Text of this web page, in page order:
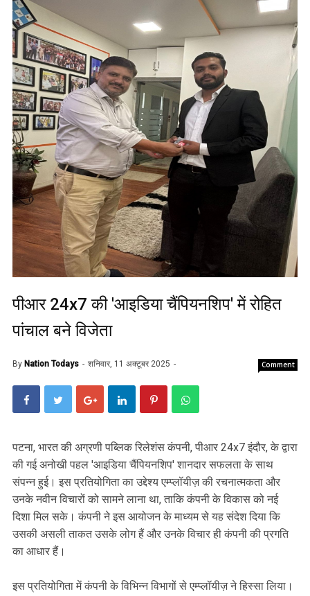
पीआर 24x7 की 'आइडिया चैंपियनशिप' में रोहित
पांचाल बने विजेता
By Nation Todays शनिवार, 11 अक्टूबर 2025 Comment
पटना, भारत की अग्रणी पब्लिक रिलेशंस कंपनी, पीआर 24x7 इंदौर, के द्वारा
की गई अनोखी पहल 'आइडिया चैंपियनशिप' शानदार सफलता के साथ
संपन्न हुई। इस प्रतियोगिता का उद्देश्य एम्प्लॉयीज़ की रचनात्मकता और
उनके नवीन विचारों को सामने लाना था, ताकि कंपनी के विकास को नई
दिशा मिल सके। कंपनी ने इस आयोजन के माध्यम से यह संदेश दिया कि
उसकी असली ताकत उसके लोग हैं और उनके विचार ही कंपनी की प्रगति
का आधार हैं।
इस प्रतियोगिता में कंपनी के विभिन्न विभागों से एम्प्लॉयीज़ ने हिस्सा लिया।